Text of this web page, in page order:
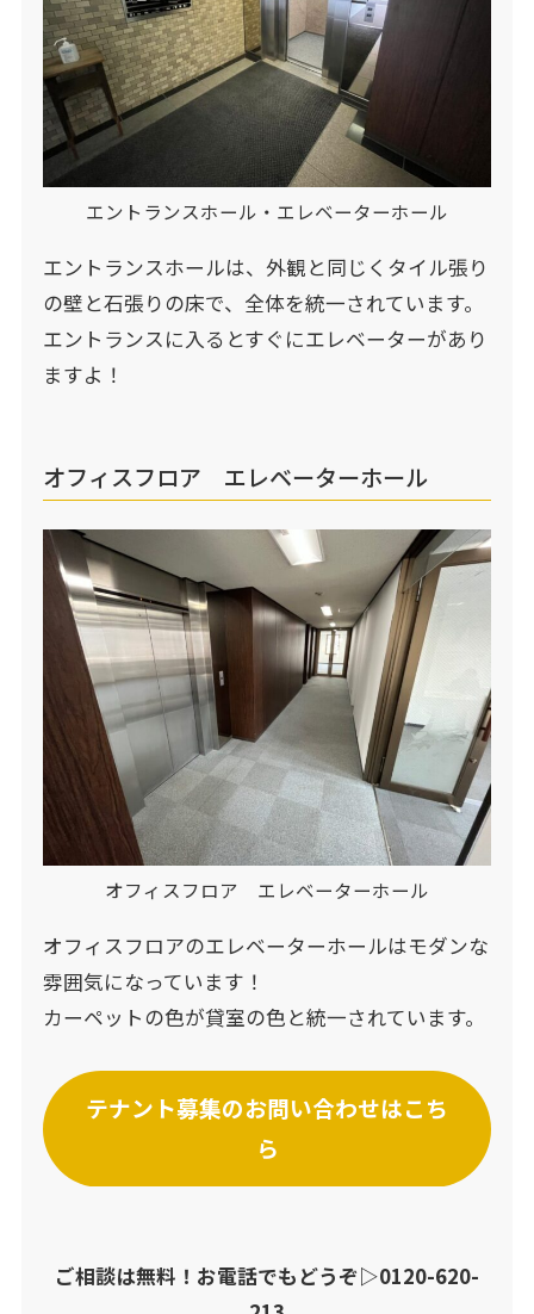
エントランスホール・エレベーターホール
エントランスホールは、外観と同じくタイル張り
の壁と石張りの床で、全体を統一されています。
エントランスに入るとすぐにエレベーターがあり
ますよ！
オフィスフロア エレベーターホール
オフィスフロア エレベーターホール
オフィスフロアのエレベーターホールはモダンな
雰囲気になっています！
カーペットの色が貸室の色と統一されています。
テナント募集のお問い合わせはこち
ら
ご相談は無料！お電話でもどうぞ▷0120-620-